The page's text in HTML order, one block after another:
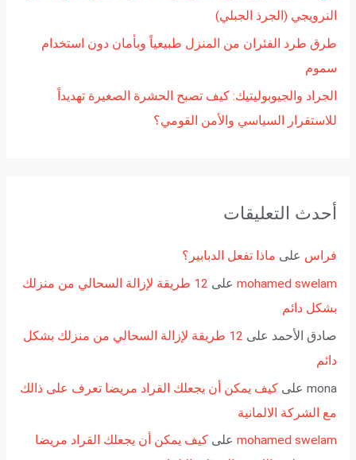
النرويجي (الجرذ الجبلي)
طرق طرد الفئران من المنزل طبيعياً وبأمان دون استخدام
سموم
الجراد والجيوبوليتيك: كيف تصبح الحشرة الصغيرة تهديداً
للاستقرار السياسي والأمن القومي؟
أحدث التعليقات
فراس على ماذا تفعل الدبابير؟
mohamed swelamعلى
12 طريقة لإزالة السحالي من منزلك
بشكل دائم
صادق الأحمد على
12 طريقة لإزالة السحالي من منزلك بشكل
دائم
monaعلى كيف يمكن أن يجعلك القراد مريضا تعرف على ذالك
مع الشركة الالمانية
mohamed swelamعلى كيف يمكن أن يجعلك القراد مريضا